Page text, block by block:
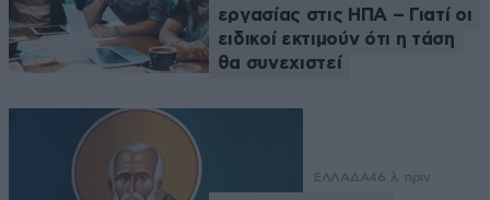
εργασίας στις ΗΠΑ – Γιατί οι
ειδικοί εκτιμούν ότι η τάση
θα συνεχιστεί
ΕΛΛΑΔΑ46 λ. πριν